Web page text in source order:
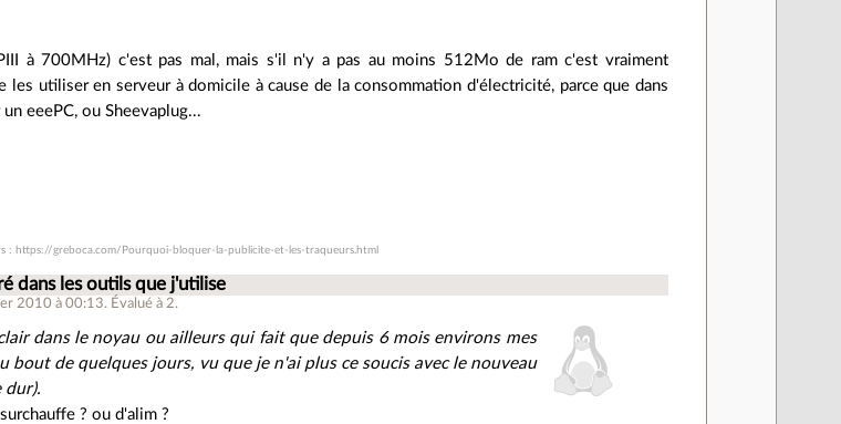
à 700MHz) c'est pas mal, mais s'il n'y a pas au moins 512Mo de ram c'est vraiment
les utiliser en serveur à domicile à cause de la consommation d'électricité, parce que dans
eeePC, ou Sheevaplug...
: https://greboca.com/Pourquoi-bloquer-la-publicite-et-les-traqueurs.html
dans les outils que j'utilise
2010 à 00:13. Évalué à 2.
dans le noyau ou ailleurs qui fait que depuis 6 mois environs mes
bout de quelques jours, vu que je n'ai plus ce soucis avec le nouveau
dur).
? ou d'alim ?